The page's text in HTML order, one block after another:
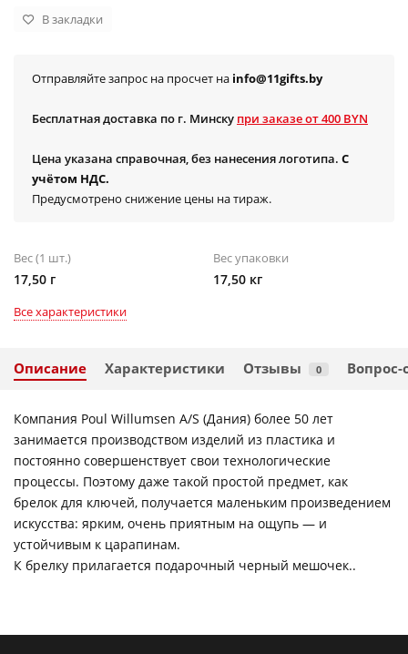
В закладки
Отправляйте запрос на просчет на info@11gifts.by
Бесплатная доставка по г. Минску при заказе от 400 BYN
Цена указана справочная, без нанесения логотипа. С
учётом НДС.
Предусмотрено снижение цены на тираж.
Вес (1 шт.)
17,50 г
Вес упаковки
17,50 кг
Все характеристики
Описание Характеристики Отзывы 0 Вопрос-
Компания Poul Willumsen A/S (Дания) более 50 лет
занимается производством изделий из пластика и
постоянно совершенствует свои технологические
процессы. Поэтому даже такой простой предмет, как
брелок для ключей, получается маленьким произведением
искусства: ярким, очень приятным на ощупь — и
устойчивым к царапинам.
К брелку прилагается подарочный черный мешочек..